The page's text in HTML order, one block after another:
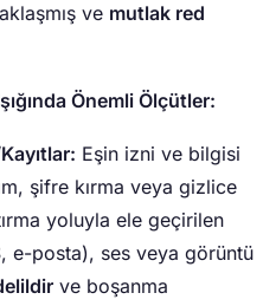
ve mutlak red
Önemli Ölçütler:
Eşin izni ve bilgisi
şifre kırma veya gizlice
yoluyla ele geçirilen
e-posta), ses veya görüntü
ve boşanma